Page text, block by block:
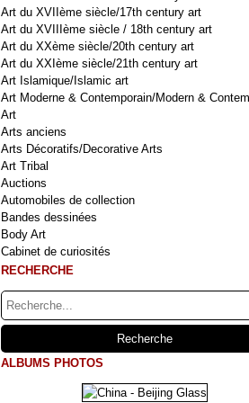
Art du XVIIème siècle/17th century art
Art du XVIIIème siècle / 18th century art
Art du XXème siècle/20th century art
Art du XXIème siècle/21th century art
Art Islamique/Islamic art
Art Moderne & Contemporain/Modern &
Art
Arts anciens
Arts Décoratifs/Decorative Arts
Art Tribal
Auctions
Automobiles de collection
Bandes dessinées
Body Art
Cabinet de curiosités
RECHERCHE
ALBUMS PHOTOS